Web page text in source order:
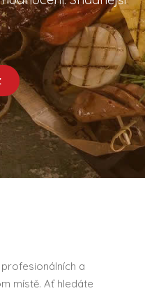
a
místě. Ať hledáte